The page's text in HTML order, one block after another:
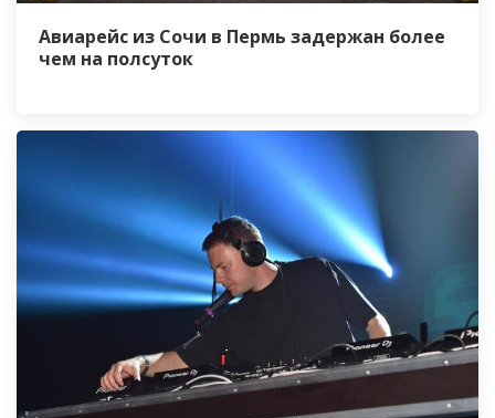
Авиарейс из Сочи в Пермь задержан более
чем на полсуток